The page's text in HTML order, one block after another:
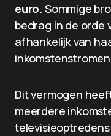
euro. Sommige
bedrag in de orde
afhankelijk van
Dit vermogen
meerdere